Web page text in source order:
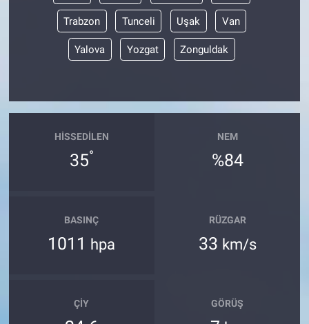
Trabzon Tunceli Uşak Van
Yalova Yozgat Zonguldak
HISSEDILEN
35°
NEM
%84
BASINÇ
1011 hpa
RÜZGAR
33 km/s
ÇIY GÖRÜŞ